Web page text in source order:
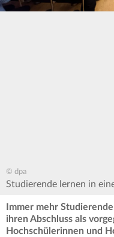
© dpa
Studierende lernen in
Immer mehr
ihren Abschluss als
Hochschülerinnen und